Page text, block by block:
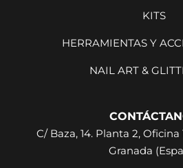
KITS
HERRAMIENTAS Y
NAIL ART &
C/ Baza, 14. Planta 2, Oficina
Granada